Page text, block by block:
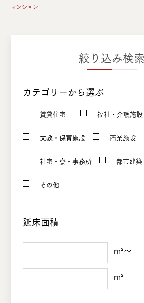
マンション
絞り込み検索
カテゴリーから選ぶ
賃貸住宅 福祉・介護施設
文教・保育施設 商業施設
社宅・寮・事務所 都市建築
その他
延床面積
m²〜
m²